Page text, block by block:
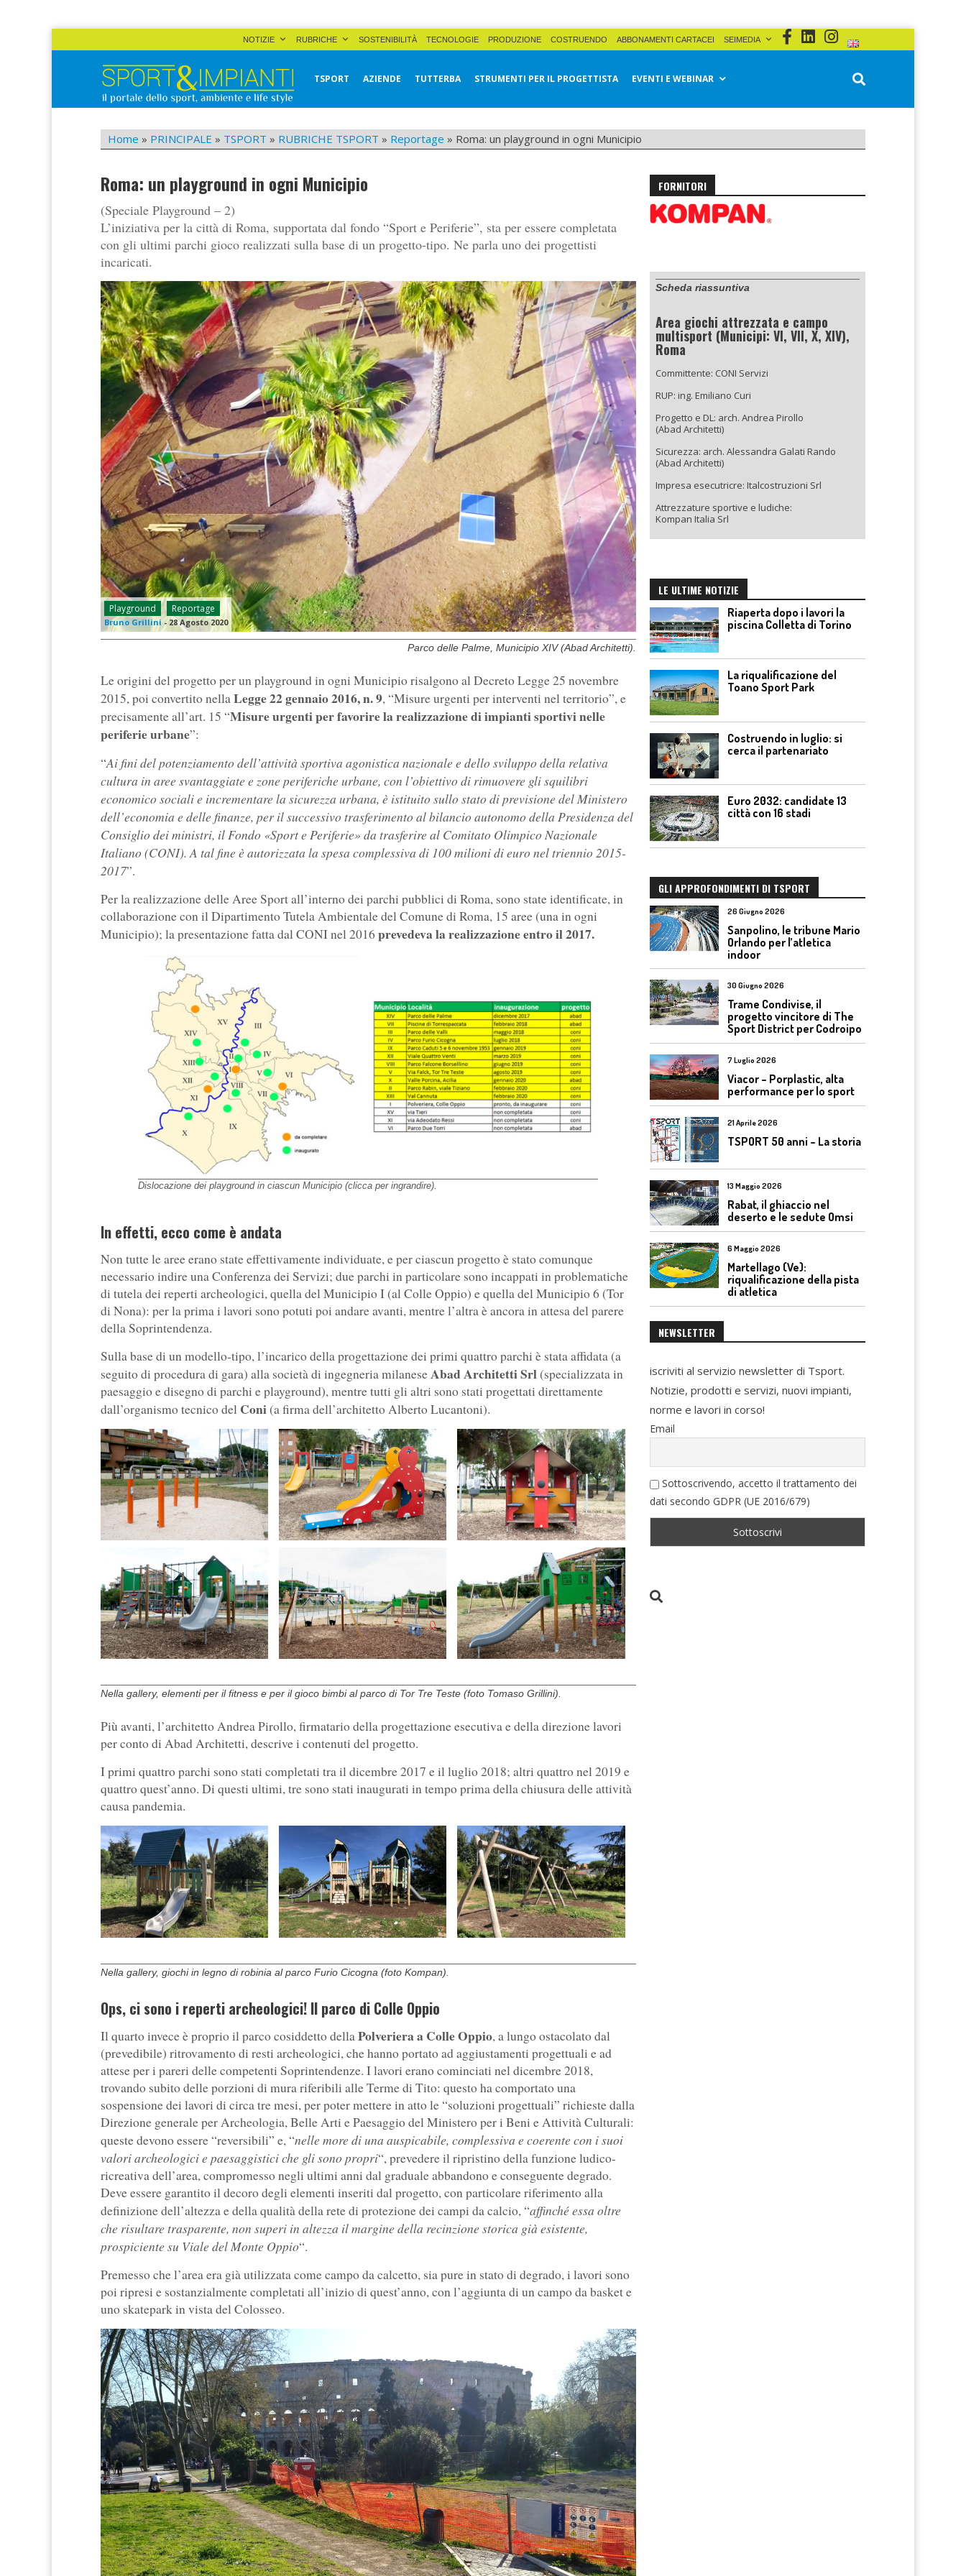
NOTIZIE RUBRICHE SOSTENIBILITÀ TECNOLOGIE PRODUZIONE COSTRUENDO ABBONAMENTI CARTACEI SEIMEDIA
Sport&Impianti
TSPORT AZIENDE TUTTERBA STRUMENTI PER IL PROGETTISTA EVENTI E WEBINAR
Home » PRINCIPALE » TSPORT » RUBRICHE TSPORT » Reportage » Roma: un playground in ogni Municipio
Roma: un playground in ogni Municipio
(Speciale Playground – 2)
L’iniziativa per la città di Roma, supportata dal fondo “Sport e Periferie”, sta per essere completata
con gli ultimi parchi gioco realizzati sulla base di un progetto-tipo. Ne parla uno dei progettisti
incaricati.
Playground Reportage
Bruno Grillini-28 Agosto 2020
Parco delle Palme, Municipio XIV (Abad Architetti).
Le origini del progetto per un playground in ogni Municipio risalgono al Decreto Legge 25 novembre
2015, poi convertito nellaLegge 22 gennaio 2016, n. 9, “Misure urgenti per interventi nel territorio”, e
precisamente all’art. 15 “Misure urgenti per favorire la realizzazione di impianti sportivi nelle
periferie urbane”:
“Ai fini del potenziamento dell’attività sportiva agonistica nazionale e dello sviluppo della relativa
cultura in aree svantaggiate e zone periferiche urbane, con l’obiettivo di rimuovere gli squilibri
economico sociali e incrementare la sicurezza urbana, è istituito sullo stato di previsione del Ministero
dell’economia e delle finanze, per il successivo trasferimento al bilancio autonomo della Presidenza del
Consiglio dei ministri, il Fondo «Sport e Periferie» da trasferire al Comitato Olimpico Nazionale
Italiano (CONI). A tal fine è autorizzata la spesa complessiva di 100 milioni di euro nel triennio 2015-
2017”.
Per la realizzazione delle Aree Sport all’interno dei parchi pubblici di Roma, sono state identificate, in
collaborazione con il Dipartimento Tutela Ambientale del Comune di Roma, 15 aree (una in ogni
Municipio); la presentazione fatta dal CONI nel 2016 prevedeva la realizzazione entro il 2017.
Dislocazione dei playground in ciascun Municipio (clicca per ingrandire).
In effetti, ecco come è andata
Non tutte le aree erano state effettivamente individuate, e per ciascun progetto è stato comunque
necessario indire una Conferenza dei Servizi; due parchi in particolare sono incappati in problematiche
di tutela dei reperti archeologici, quella del Municipio I (al Colle Oppio) e quella del Municipio 6 (Tor
di Nona): per la prima i lavori sono potuti poi andare avanti, mentre l’altra è ancora in attesa del parere
della Soprintendenza.
Sulla base di un modello-tipo, l’incarico della progettazione dei primi quattro parchi è stata affidata (a
seguito di procedura di gara) alla società di ingegneria milaneseAbad Architetti Srl(specializzata in
paesaggio e disegno di parchi e playground), mentre tutti gli altri sono stati progettati direttamente
dall’organismo tecnico del Coni(a firma dell’architetto Alberto Lucantoni).
Nella gallery, elementi per il fitness e per il gioco bimbi al parco di Tor Tre Teste (foto Tomaso Grillini).
Più avanti, l’architetto Andrea Pirollo, firmatario della progettazione esecutiva e della direzione lavori
per conto di Abad Architetti, descrive i contenuti del progetto.
I primi quattro parchi sono stati completati tra il dicembre 2017 e il luglio 2018; altri quattro nel 2019 e
quattro quest’anno. Di questi ultimi, tre sono stati inaugurati in tempo prima della chiusura delle attività
causa pandemia.
Nella gallery, giochi in legno di robinia al parco Furio Cicogna (foto Kompan).
Ops, ci sono i reperti archeologici! Il parco di Colle Oppio
Il quarto invece è proprio il parco cosiddetto dellaPolveriera a Colle Oppio, a lungo ostacolato dal
(prevedibile) ritrovamento di resti archeologici, che hanno portato ad aggiustamenti progettuali e ad
attese per i pareri delle competenti Soprintendenze. I lavori erano cominciati nel dicembre 2018,
trovando subito delle porzioni di mura riferibili alle Terme di Tito: questo ha comportato una
sospensione dei lavori di circa tre mesi, per poter mettere in atto le “soluzioni progettuali” richieste dalla
Direzione generale per Archeologia, Belle Arti e Paesaggio del Ministero per i Beni e Attività Culturali:
queste devono essere “reversibili” e, “nelle more di una auspicabile, complessiva e coerente con i suoi
valori archeologici e paesaggistici che gli sono propri“, prevedere il ripristino della funzione ludico-
ricreativa dell’area, compromesso negli ultimi anni dal graduale abbandono e conseguente degrado.
Deve essere garantito il decoro degli elementi inseriti dal progetto, con particolare riferimento alla
definizione dell’altezza e della qualità della rete di protezione dei campi da calcio, “affinché essa oltre
che risultare trasparente, non superi in altezza il margine della recinzione storica già esistente,
prospiciente su Viale del Monte Oppio“.
Premesso che l’area era già utilizzata come campo da calcetto, sia pure in stato di degrado, i lavori sono
poi ripresi e sostanzialmente completati all’inizio di quest’anno, con l’aggiunta di un campo da basket e
uno skatepark in vista del Colosseo.
FORNITORI
Scheda riassuntiva
Area giochi attrezzata e campo
multisport (Municipi: VI, VII, X, XIV),
Roma
Committente: CONI Servizi
RUP: ing. Emiliano Curi
Progetto e DL: arch. Andrea Pirollo
(Abad Architetti)
Sicurezza: arch. Alessandra Galati Rando
(Abad Architetti)
Impresa esecutricre: Italcostruzioni Srl
Attrezzature sportive e ludiche:
Kompan Italia Srl
LE ULTIME NOTIZIE
Riaperta dopo i lavori la
piscina Colletta di Torino
La riqualificazione del
Toano Sport Park
Costruendo in luglio: si
cerca il partenariato
Euro 2032: candidate 13
città con 16 stadi
GLI APPROFONDIMENTI DI TSPORT
26 Giugno 2026
Sanpolino, le tribune Mario
Orlando per l’atletica
indoor
30 Giugno 2026
Trame Condivise, il
progetto vincitore di The
Sport District per Codroipo
7 Luglio 2026
Viacor – Porplastic, alta
performance per lo sport
21 Aprile 2026
TSPORT 50 anni – La storia
13 Maggio 2026
Rabat, il ghiaccio nel
deserto e le sedute Omsi
6 Maggio 2026
Martellago (Ve):
riqualificazione della pista
di atletica
NEWSLETTER
iscriviti al servizio newsletter di Tsport.
Notizie, prodotti e servizi, nuovi impianti,
norme e lavori in corso!
Email
Sottoscrivendo, accetto il trattamento dei
dati secondo GDPR (UE 2016/679)